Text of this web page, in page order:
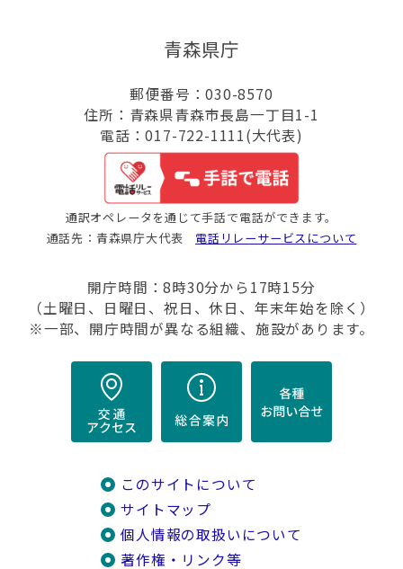
青森県庁
郵便番号：030-8570
住所：青森県青森市長島一丁目1-1
電話：017-722-1111(大代表)
通訳オペレータを通じて手話で電話ができます。
通話先：青森県庁大代表 電話リレーサービスについて
開庁時間：8時30分から17時15分
（土曜日、日曜日、祝日、休日、年末年始を除く）
※一部、開庁時間が異なる組織、施設があります。
このサイトについて
サイトマップ
個人情報の取扱いについて
著作権・リンク等